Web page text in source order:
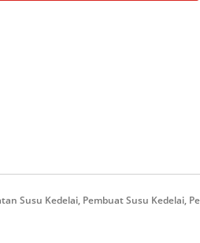
Susu Kedelai, Pembuat Susu